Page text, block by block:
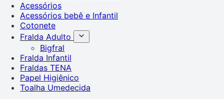
Acessórios
Acessórios bebê e Infantil
Cotonete
Fralda Adulto
Bigfral
Fralda Infantil
Fraldas TENA
Papel Higiênico
Toalha Umedecida